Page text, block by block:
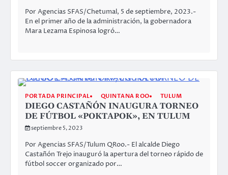
Por Agencias SFAS/Chetumal, 5 de septiembre, 2023.-
En el primer año de la administración, la gobernadora
Mara Lezama Espinosa logró…
PORTADA PRINCIPAL QUINTANA ROO TULUM
DIEGO CASTAÑÓN INAUGURA TORNEO
DE FÚTBOL «POKTAPOK», EN TULUM
septiembre 5, 2023
Por Agencias SFAS/Tulum QRoo.- El alcalde Diego
Castañón Trejo inauguró la apertura del torneo rápido de
fútbol soccer organizado por…